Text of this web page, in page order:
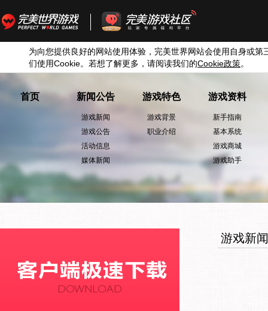
为向您提供良好的网站使用体验，完美世界网站会使用自身或第
们使用Cookie。若想了解更多，请阅读我们的Cookie政策。
首页 新闻公告
游戏新闻
游戏公告
活动信息
媒体新闻
游戏特色
游戏背景
职业介绍
游戏资料
新手指南
基本系统
游戏商城
游戏助手
游戏新闻